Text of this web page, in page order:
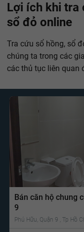
Lợi ích khi tra
sổ đỏ online
Tra cứu sổ hồng, sổ
chúng ta trong các
các thủ tục liên quan
Bán căn hộ chung
9
Phú Hữu, Quận 9 , Tp Hồ